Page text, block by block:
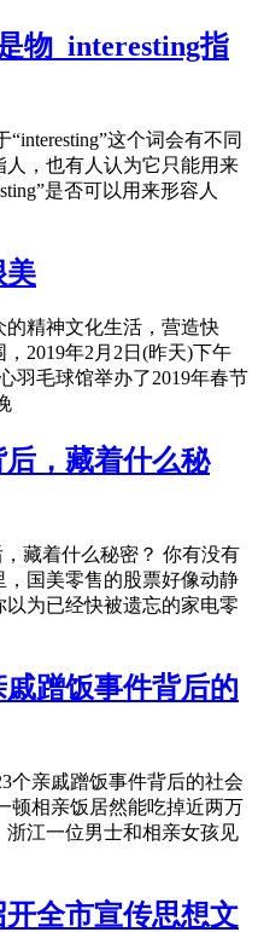
物_interesting指
这个词会有不同
，也有人认为它只能用来
是否可以用来形容人
美
精神文化生活，营造快
2019年2月2日(昨天)下午
羽毛球馆举办了2019年春节
，藏着什么秘
藏着什么秘密？ 你有没有
国美零售的股票好像动静
为已经快被遗忘的家电零
蹭饭事件背后的
个亲戚蹭饭事件背后的社会
相亲饭居然能吃掉近两万
江一位男士和相亲女孩见
开全市宣传思想文